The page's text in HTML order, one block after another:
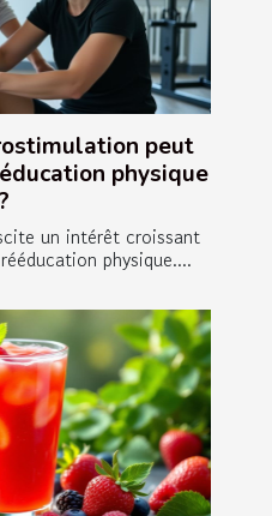
peut
physique
un intérêt croissant
physique....